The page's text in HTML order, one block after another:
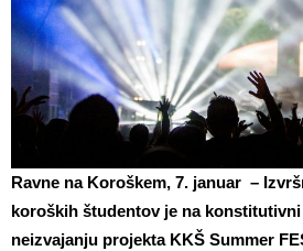
Ravne na Koroškem, 7. januar –
koroških študentov je na
neizvajanju projekta KKŠ Summer